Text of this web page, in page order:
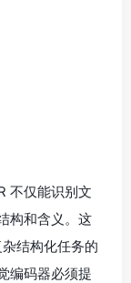
不仅能识别文
构和含义。这
结构化任务的
编码器必须提